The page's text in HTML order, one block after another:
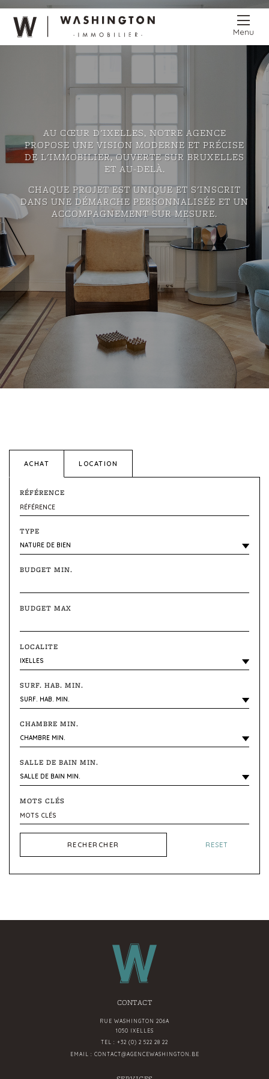
Menu
AU CŒUR D'IXELLES, NOTRE AGENCE
PROPOSE UNE VISION MODERNE ET PRÉCISE
DE L'IMMOBILIER, OUVERTE SUR BRUXELLES
ET AU-DELÀ.
CHAQUE PROJET EST UNIQUE ET S'INSCRIT
DANS UNE DÉMARCHE PERSONNALISÉE ET UN
ACCOMPAGNEMENT SUR MESURE.
ACHAT LOCATION
RÉFÉRENCE
TYPE
BUDGET MIN.
BUDGET MAX
LOCALITE
SURF. HAB. MIN.
CHAMBRE MIN.
SALLE DE BAIN MIN.
MOTS CLÉS
RECHERCHER RESET
CONTACT
RUE WASHINGTON 206A
1050 IXELLES
TEL : +32 (0) 2 522 28 22
EMAIL : CONTACT@AGENCEWASHINGTON.BE